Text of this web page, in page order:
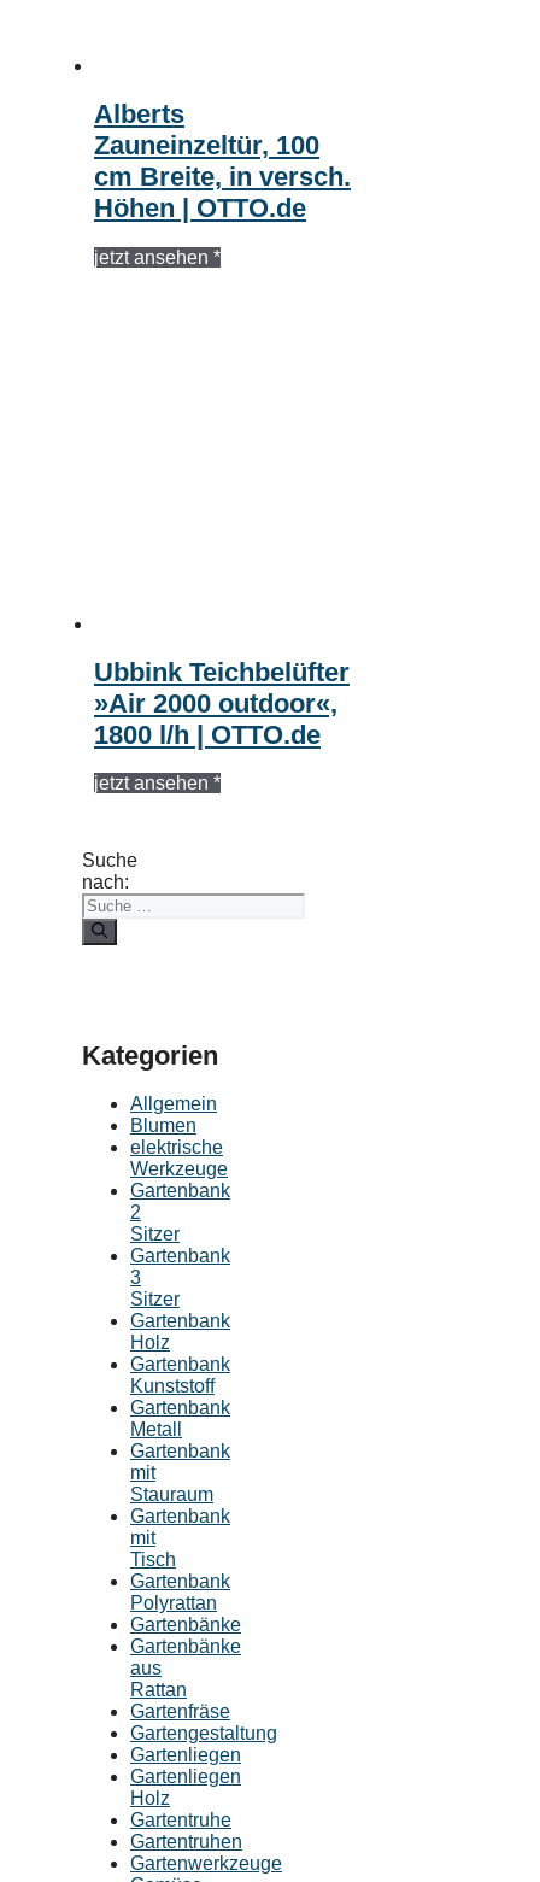
Alberts
Zauneinzeltür, 100
cm Breite, in versch.
Höhen | OTTO.de
jetzt ansehen *
Ubbink Teichbelüfter
»Air 2000 outdoor«,
1800 l/h | OTTO.de
jetzt ansehen *
Suche
nach:
Kategorien
Allgemein
Blumen
elektrische
Werkzeuge
Gartenbank
2
Sitzer
Gartenbank
3
Sitzer
Gartenbank
Holz
Gartenbank
Kunststoff
Gartenbank
Metall
Gartenbank
mit
Stauraum
Gartenbank
mit
Tisch
Gartenbank
Polyrattan
Gartenbänke
Gartenbänke
aus
Rattan
Gartenfräse
Gartengestaltung
Gartenliegen
Gartenliegen
Holz
Gartentruhe
Gartentruhen
Gartenwerkzeuge